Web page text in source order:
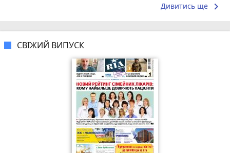
Дивитись ще keyboard_arrow_right
СВІЖИЙ ВИПУСК